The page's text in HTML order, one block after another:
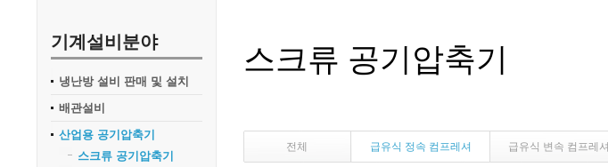
기계설비분야
냉난방 설비 판매 및 설치
배관설비
산업용 공기압축기
스크류 공기압축기
스크류 공기압축기
전체 급유식 정속 컴프레셔 급유식 변속 컴프레셔